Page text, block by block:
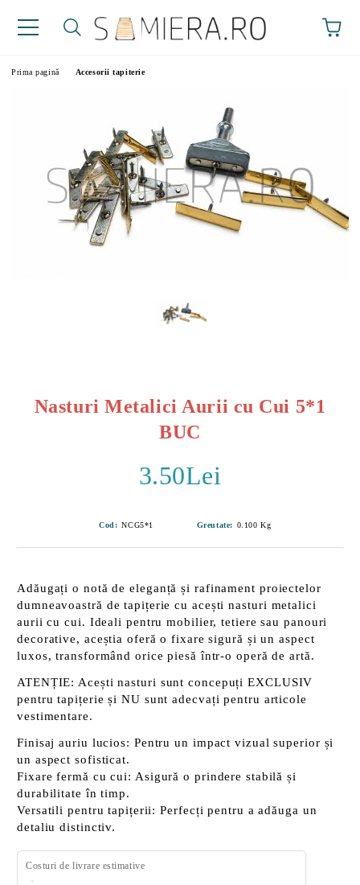
Prima pagină Accesorii tapiterie
Nasturi Metalici Aurii cu Cui 5*1
BUC
3.50Lei
Cod: NCG5*1 Greutate: 0.100 Kg
Adăugați o notă deeleganță și rafinament proiectelor
dumneavoastră de tapițerie cu aceștinasturi metalici
aurii cu cui. Ideali pentru mobilier, tetiere sau panouri
decorative, aceștia oferă o fixare sigură și un aspect
luxos, transformând orice piesă într-o operă de artă.
ATENȚIE: Acești nasturi sunt concepuțiEXCLUSIV
pentru tapițerie și NU sunt adecvați pentru articole
vestimentare.
Finisaj auriu lucios: Pentru un impact vizual superior și
un aspect sofisticat.
Fixare fermă cu cui: Asigură o prindere stabilă și
durabilitate în timp.
Versatili pentru tapițerii: Perfecți pentru a adăuga un
detaliu distinctiv.
Costuri de livrare estimative